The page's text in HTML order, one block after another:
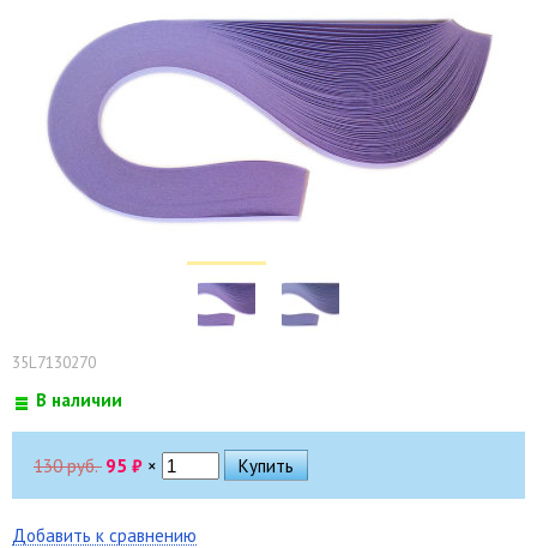
35L7130270
В наличии
130 руб. 95 ₽ ×
Добавить к сравнению